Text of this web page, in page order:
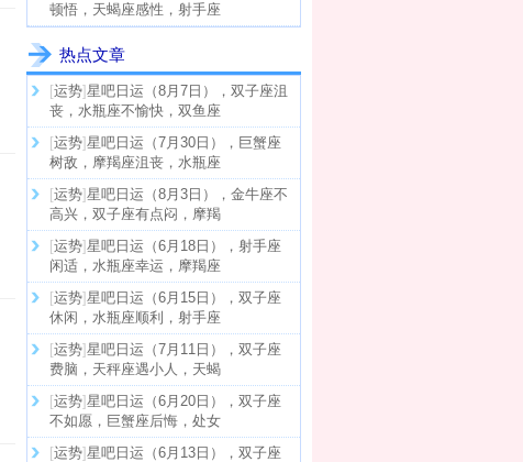
顿悟，天蝎座感性，射手座
热点文章
[运势]星吧日运（8月7日），双子座沮
丧，水瓶座不愉快，双鱼座
[运势]星吧日运（7月30日），巨蟹座
树敌，摩羯座沮丧，水瓶座
[运势]星吧日运（8月3日），金牛座不
高兴，双子座有点闷，摩羯
[运势]星吧日运（6月18日），射手座
闲适，水瓶座幸运，摩羯座
[运势]星吧日运（6月15日），双子座
休闲，水瓶座顺利，射手座
[运势]星吧日运（7月11日），双子座
费脑，天秤座遇小人，天蝎
[运势]星吧日运（6月20日），双子座
不如愿，巨蟹座后悔，处女
[运势]星吧日运（6月13日），双子座